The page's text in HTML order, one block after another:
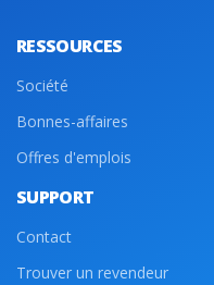
RESSOURCES
Société
Bonnes-affaires
Offres d'emplois
SUPPORT
Contact
Trouver un revendeur